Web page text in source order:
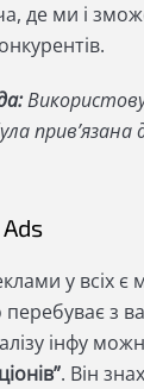
де ми і
прив’язана
у всіх є
з
інфу
. Він